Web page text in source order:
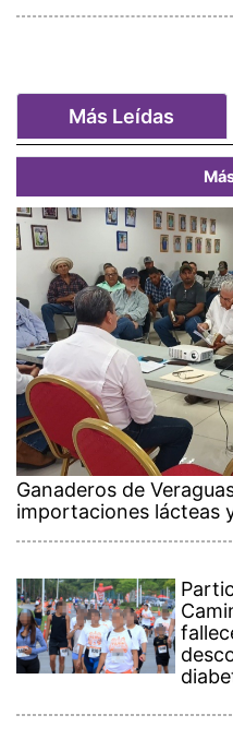
Más Leídas
Ganaderos de
importaciones lácteas